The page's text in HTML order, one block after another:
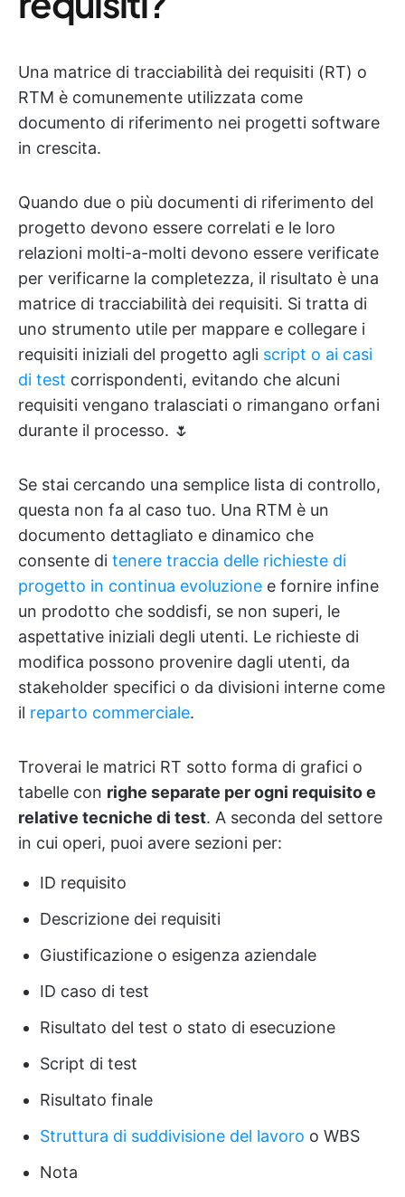
Una matrice di tracciabilità dei requisiti (RT) o
RTM è comunemente utilizzata come
documento di riferimento nei progetti software
in crescita.
Quando due o più documenti di riferimento del
progetto devono essere correlati e le loro
relazioni molti-a-molti devono essere verificate
per verificarne la completezza, il risultato è una
matrice di tracciabilità dei requisiti. Si tratta di
uno strumento utile per mappare e collegare i
requisiti iniziali del progetto agli script o ai casi
di test corrispondenti, evitando che alcuni
requisiti vengano tralasciati o rimangano orfani
durante il processo. 🌷
Se stai cercando una semplice lista di controllo,
questa non fa al caso tuo. Una RTM è un
documento dettagliato e dinamico che
consente di tenere traccia delle richieste di
progetto in continua evoluzione e fornire infine
un prodotto che soddisfi, se non superi, le
aspettative iniziali degli utenti. Le richieste di
modifica possono provenire dagli utenti, da
stakeholder specifici o da divisioni interne come
il reparto commerciale.
Troverai le matrici RT sotto forma di grafici o
tabelle con righe separate per ogni requisito e
relative tecniche di test. A seconda del settore
in cui operi, puoi avere sezioni per:
ID requisito
Descrizione dei requisiti
Giustificazione o esigenza aziendale
ID caso di test
Risultato del test o stato di esecuzione
Script di test
Risultato finale
Struttura di suddivisione del lavoro o WBS
Nota